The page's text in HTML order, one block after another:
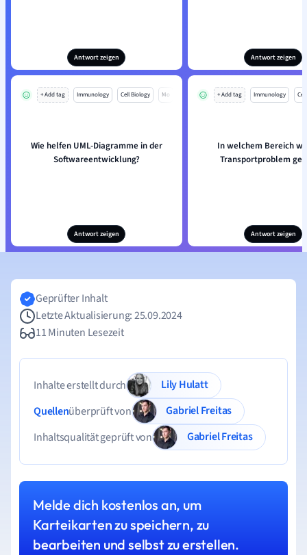
Antwort zeigen Antwort zeigen
+ Add tag Immunology Cell Biology Mo
Wie helfen UML-Diagramme in der
Softwareentwicklung?
Antwort zeigen
+ Add tag Immunology
In welchem Bereich
Transportproblem
Antwort zeigen
Geprüfter Inhalt
Letzte Aktualisierung: 25.09.2024
11 Minuten Lesezeit
Inhalte erstellt durch
Lily Hulatt
Quellenüberprüft von
Gabriel Freitas
Inhaltsqualität geprüft von
Gabriel Freitas
Melde dich kostenlos an, um
Karteikarten zu speichern, zu
bearbeiten und selbst zu erstellen.